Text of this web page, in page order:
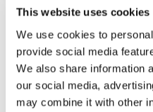
This website uses cookies
We use cookies to
provide social media
We also share information
our social media,
may combine it with other